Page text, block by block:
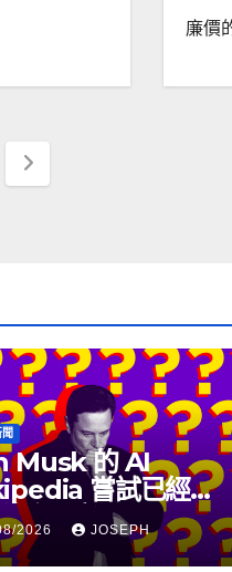
廉價
Musk 的 AI
嘗試已經幾
有更新了
2026 JOSEPH